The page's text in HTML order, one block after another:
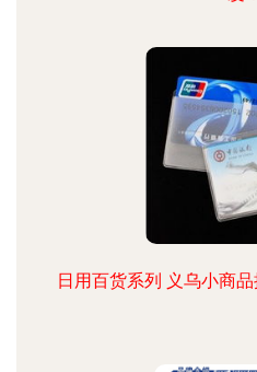
日用百货系列 义乌小商